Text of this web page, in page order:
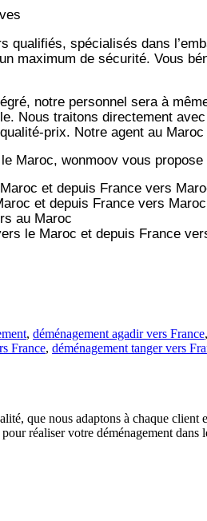
qualifiés, spécialisés dans
maximum de sécurité. Vous
notre personnel sera à
Nous traitons directement
prix. Notre agent au
Maroc, wonmoov vous propose
et depuis France vers
et depuis France vers Maroc
au Maroc
le Maroc et depuis France
, déménagement agadir vers France,
France, déménagement tanger vers
que nous adaptons à chaque
réaliser votre déménagement dans